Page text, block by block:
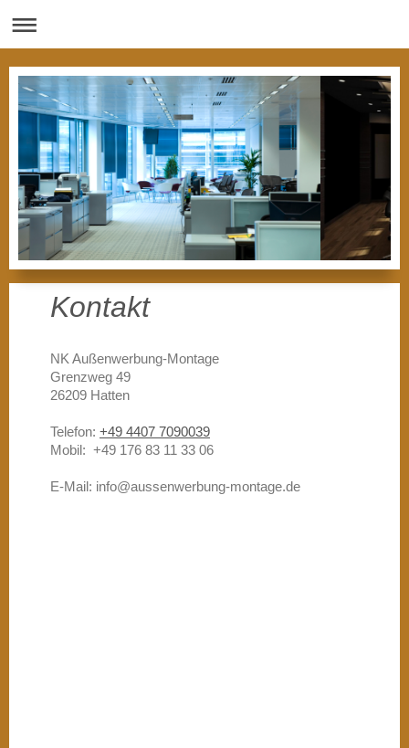
Kontakt
NK Außenwerbung-Montage
Grenzweg 49
26209 Hatten
Telefon: +49 4407 7090039
Mobil: +49 176 83 11 33 06
E-Mail: info@aussenwerbung-montage.de